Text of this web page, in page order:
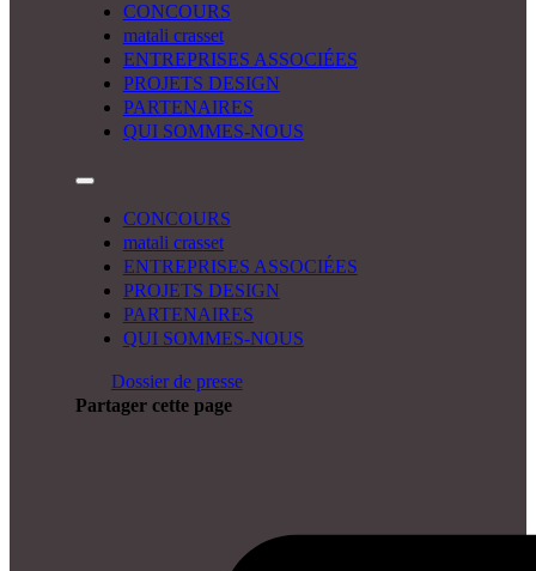
CONCOURS
matali crasset
ENTREPRISES ASSOCIÉES
PROJETS DESIGN
PARTENAIRES
QUI SOMMES-NOUS
CONCOURS
matali crasset
ENTREPRISES ASSOCIÉES
PROJETS DESIGN
PARTENAIRES
QUI SOMMES-NOUS
Dossier de presse
Partager cette page